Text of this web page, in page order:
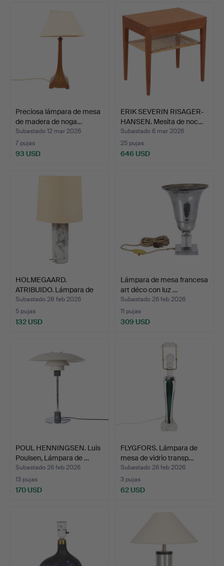
Preciosa lámpara de mesa
de madera de noga…
Subastado 12 mar 2026
7 pujas
93 USD
ERIK SEVERIN RISAGER-
HANSEN. Mesita de noc…
Subastado 6 mar 2026
25 pujas
646 USD
HOLMEGAARD.
ATRIBUIDO. Lámpara de
mesa gra…
Subastado 28 feb 2026
5 pujas
132 USD
Lámpara de mesa francesa
art déco con luz …
Subastado 26 feb 2026
11 pujas
309 USD
POUL HENNINGSEN. Luis
Poulsen, Lámpara de …
Subastado 26 feb 2026
13 pujas
170 USD
FLYGFORS. Lámpara de
mesa de vidrio transp…
Subastado 26 feb 2026
3 pujas
62 USD